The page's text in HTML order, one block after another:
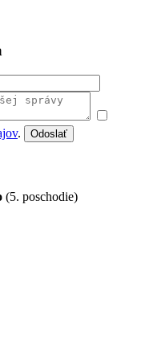
. Odoslať
(5. poschodie)